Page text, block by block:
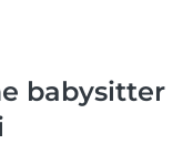
babysitter